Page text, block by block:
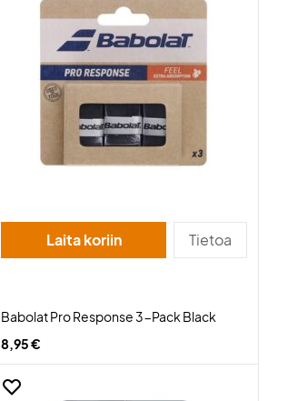
Laita koriin Tietoa
Babolat Pro Response 3-Pack Black
8,95 €